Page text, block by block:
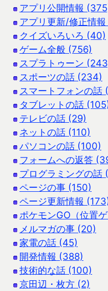
アプリ公開情報
アプリ更新/修正情
クイズいろいろ (40)
ゲーム全般 (756)
スプラトゥーン
スポーツの話 (234)
スマートフォンの話
タブレットの話
テレビの話 (29)
ネットの話 (110)
パソコンの話 (100)
フォームへの返答
プログラミングの話
ページの事 (150)
ページ更新情報
ポケモンGO（位置
メルマガの事 (20)
家電の話 (45)
開発情報 (388)
技術的な話 (100)
京田辺・枚方 (2)